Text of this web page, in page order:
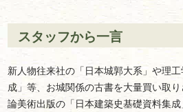
スタッフから一言
新人物往来社の「日本城郭大系」や理
成」等、お城関係の古書を大量買い取
論美術出版の「日本建築史基礎資料集